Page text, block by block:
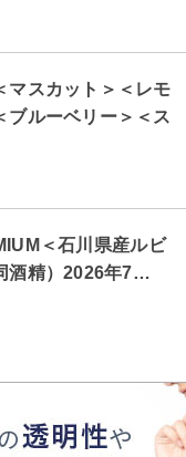
スカット＞＜レモ
ブルーベリー＞＜ス
＜石川県産ルビ
酒精）2026年7…